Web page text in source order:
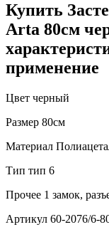
Купить
Arta 80см
применение
Цвет черный
Размер 80см
Материал
Тип тип 6
Прочее 1 замок,
Артикул 60-2076/6-